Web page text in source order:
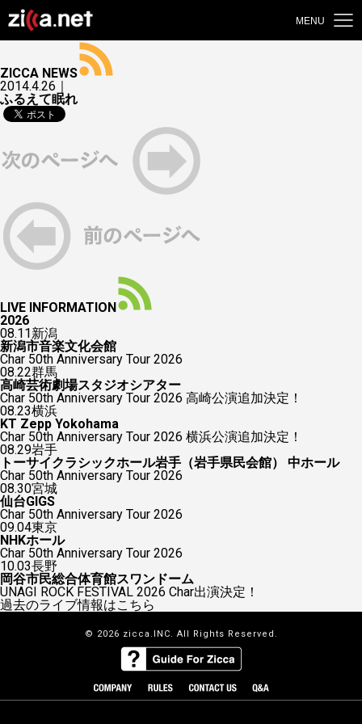
MENU
ZICCA NEWS
2014.4.26｜
ふるえて眠れ
LIVE INFORMATION
2026
08.11新潟
新潟市音楽文化会館
Char 50th Anniversary Tour 2026
08.22群馬
高崎芸術劇場スタジオシアター
Char 50th Anniversary Tour 2026 高崎公演追加決定！
08.23横浜
KT Zepp Yokohama
Char 50th Anniversary Tour 2026 横浜公演追加決定！
08.29岩手
トーサイクラシックホール岩手（岩手県民会館） 中ホール
Char 50th Anniversary Tour 2026
08.30宮城
仙台GIGS
Char 50th Anniversary Tour 2026
09.04東京
NHKホール
Char 50th Anniversary Tour 2026
10.03長野
岡谷市民総合体育館スワンドーム
UNAGI ROCK FESTIVAL 2026 Char出演決定！
過去のライブ情報はこちら
© 2026 zicca.INC. All Rights Reserved.